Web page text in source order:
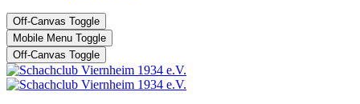
Off-Canvas Toggle
Mobile Menu Toggle
Off-Canvas Toggle